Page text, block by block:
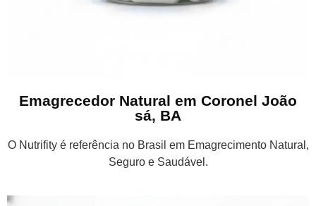
Emagrecedor Natural em Coronel João
sá, BA
O Nutrifity é referência no Brasil em Emagrecimento Natural,
Seguro e Saudável.